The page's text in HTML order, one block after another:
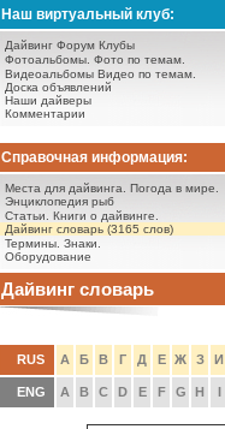
Наш виртуальный клуб:
Дайвинг Форум Клубы
Фотоальбомы. Фото по темам.
Видеоальбомы Видео по темам.
Доска объявлений
Наши дайверы
Комментарии
Справочная информация:
Места для дайвинга.
Погода в мире.
Энциклопедия рыб
Статьи.
Книги о дайвинге.
Дайвинг словарь (3165 слов)
Термины. Знаки.
Оборудование
Дайвинг словарь
RUS А Б В Г Д Е Ж З И
ENG A B C D E F G H I